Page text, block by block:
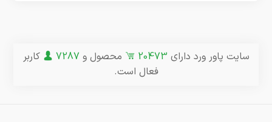
سایت پاور ورد دارای 20473 محصول و7287
کاربر
فعال است.